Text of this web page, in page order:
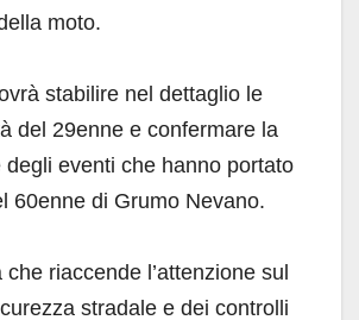
moto.
stabilire nel dettaglio le
del 29enne e confermare la
degli eventi che hanno portato
60enne di Grumo Nevano.
riaccende l’attenzione sul
stradale e dei controlli